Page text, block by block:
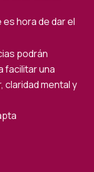
es hora de dar el
podrán
facilitar una
claridad mental y